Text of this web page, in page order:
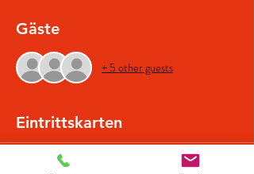
Gäste
+ 5 other guests
Eintrittskarten
Sale ended